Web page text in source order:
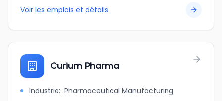
Voir les emplois et détails
Curium Pharma
Industrie: Pharmaceutical Manufacturing